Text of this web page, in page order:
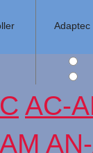
Adaptec
AC-